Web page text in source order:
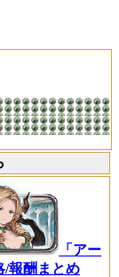
「アー
/報酬まとめ